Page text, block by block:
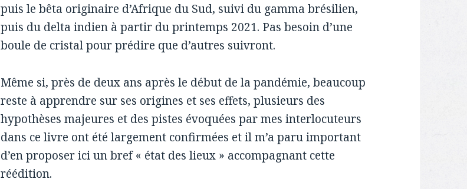
puis le bêta originaire d’Afrique du Sud, suivi du gamma brésilien,
puis du delta indien à partir du printemps 2021. Pas besoin d’une
boule de cristal pour prédire que d’autres suivront.
Même si, près de deux ans après le début de la pandémie, beaucoup
reste à apprendre sur ses origines et ses effets, plusieurs des
hypothèses majeures et des pistes évoquées par mes interlocuteurs
dans ce livre ont été largement confirmées et il m’a paru important
d’en proposer ici un bref « état des lieux » accompagnant cette
réédition.